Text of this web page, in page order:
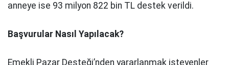
anneye ise 93 milyon 822 bin TL destek verildi.
Başvurular Nasıl Yapılacak?
Emekli Pazar Desteği’nden yararlanmak isteyenler